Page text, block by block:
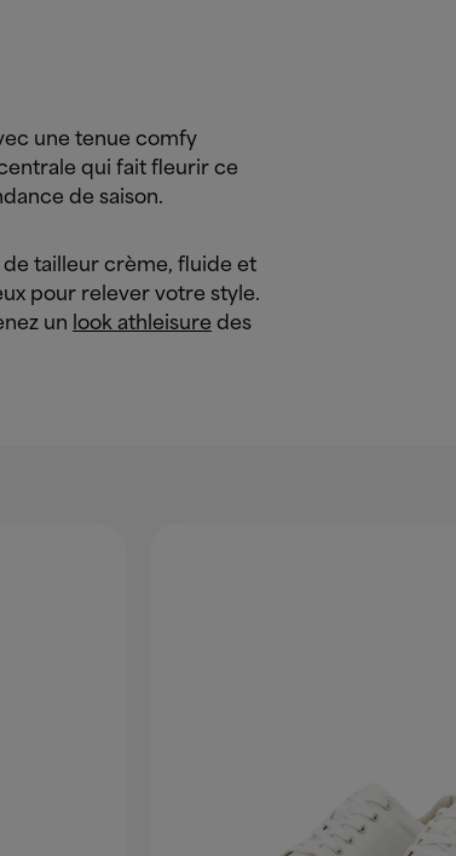
une tenue comfy
qui fait fleurir ce
de saison.
de tailleur crème, fluide et
pour relever votre style.
un look athleisure des